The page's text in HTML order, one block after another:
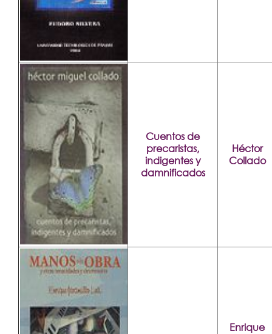
Cuentos de
precaristas,
indigentes y
damnificados
Héctor
Collado
Enrique